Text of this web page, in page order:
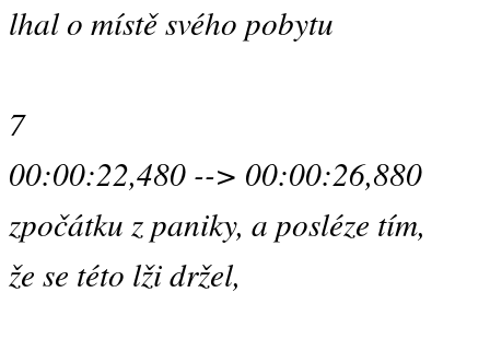
lhal o místě svého pobytu
7
00:00:22,480 --> 00:00:26,880
zpočátku z paniky, a posléze tím,
že se této lži držel,